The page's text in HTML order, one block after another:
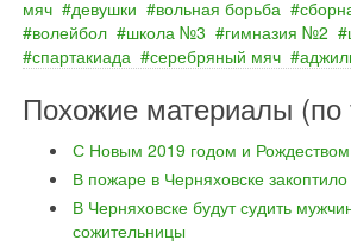
мяч
девушки вольная борьба
волейбол
школа №3 гимназия №2
спартакиада
серебряный мяч
Похожие материалы (по
С Новым 2019 годом и
В пожаре в Черняховске закоптило
В Черняховске будут судить
сожительницы